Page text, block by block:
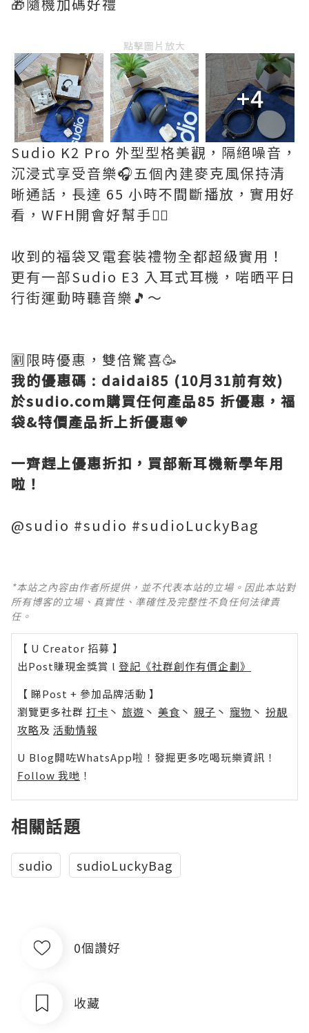
點擊圖片放大
+4
Sudio K2 Pro 外型型格美觀，隔絕噪音，
沉浸式享受音樂🎧五個內建麥克風保持清
晰通話，長達 65 小時不間斷播放，實用好
看，WFH開會好幫手👍🏻
收到的福袋叉電套裝禮物全都超級實用！
更有一部Sudio E3 入耳式耳機，啱晒平日
行街運動時聽音樂🎵～
🈹限時優惠，雙倍驚喜🥳
我的優惠碼 : daidai85 (10月31前有效)
於sudio.com購買任何產品85 折優惠，福
袋&特價產品折上折優惠💗
一齊趕上優惠折扣，買部新耳機新學年用
啦！
@sudio #sudio #sudioLuckyBag
*本站之內容由作者所提供，並不代表本站的立場。因此本站對
所有博客的立場、真實性、準確性及完整性不負任何法律責
任。
【 U Creator 招募 】
出Post賺現金獎賞 l 登記《社群創作有價企劃》
【 睇Post + 參加品牌活動 】
瀏覽更多社群 打卡 丶 旅遊 丶 美食 丶 親子 丶 寵物 丶 扮靚
攻略及 活動情報
U Blog開咗WhatsApp啦！發掘更多吃喝玩樂資訊！
Follow 我哋 ！
相關話題
sudio sudioLuckyBag
0個讚好
收藏